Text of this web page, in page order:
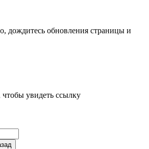
дождитесь обновления страницы и
увидеть ссылку